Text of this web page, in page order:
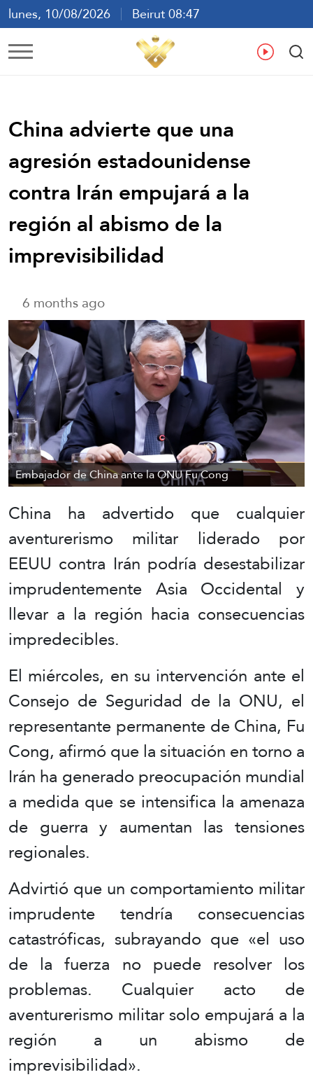
lunes, 10/08/2026
Beirut 08:47
ع En
China advierte que una
agresión estadounidense
contra Irán empujará a la
región al abismo de la
imprevisibilidad
6 months ago
Embajador de China ante la ONU Fu Cong
China ha advertido que cualquier
aventurerismo militar liderado por
EEUU contra Irán podría desestabilizar
imprudentemente Asia Occidental y
llevar a la región hacia consecuencias
impredecibles.
El miércoles, en su intervención ante el
Consejo de Seguridad de la ONU, el
representante permanente de China, Fu
Cong, afirmó que la situación en torno a
Irán ha generado preocupación mundial
a medida que se intensifica la amenaza
de guerra y aumentan las tensiones
regionales.
Advirtió que un comportamiento militar
imprudente tendría consecuencias
catastróficas, subrayando que «el uso
de la fuerza no puede resolver los
problemas. Cualquier acto de
aventurerismo militar solo empujará a la
región a un abismo de
imprevisibilidad».